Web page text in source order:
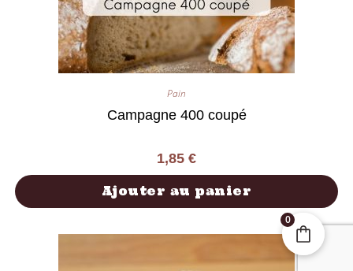
Pain
Campagne 400 coupé
1,85 €
Ajouter au panier
0